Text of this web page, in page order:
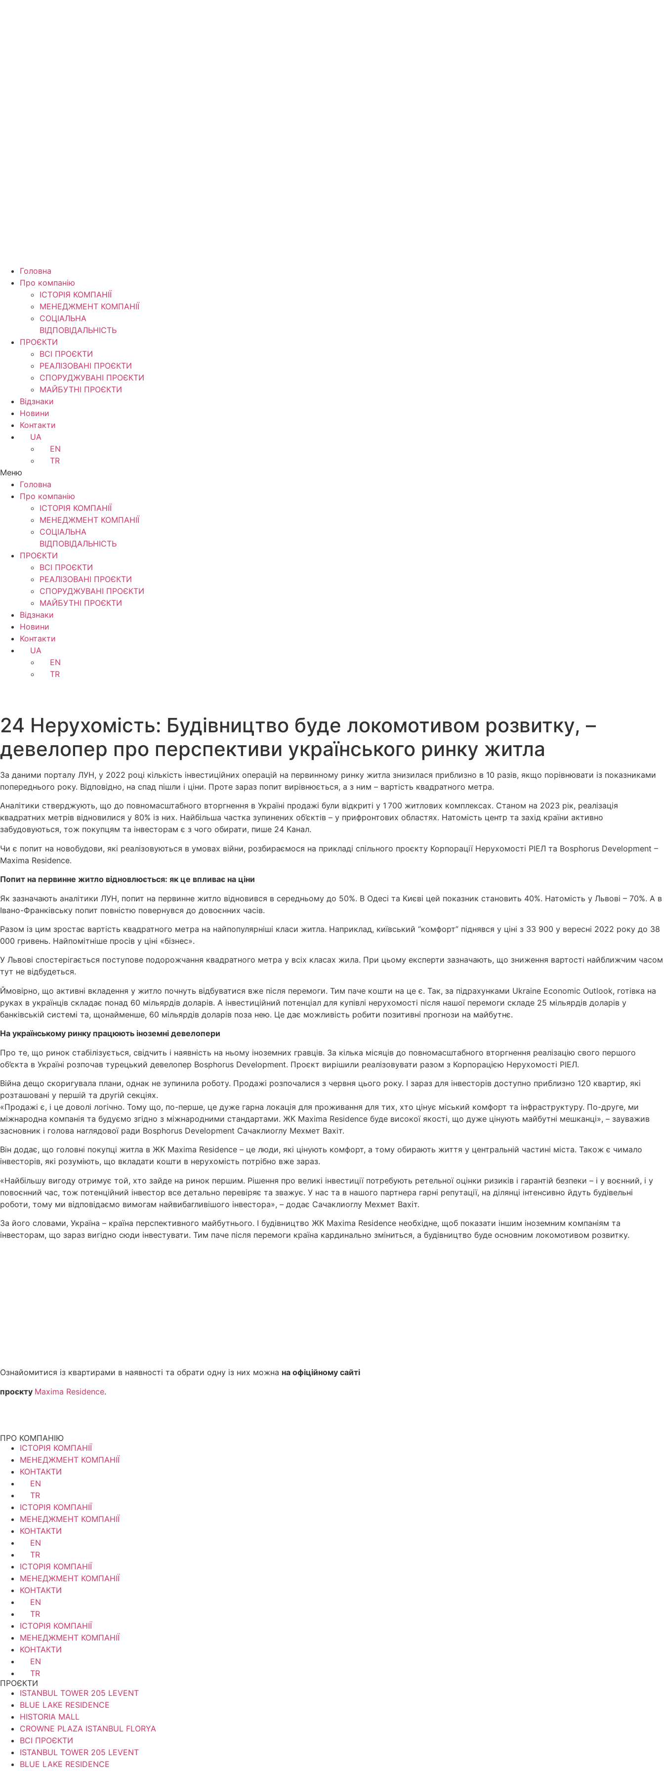
Головна
Про компанію
ІСТОРІЯ КОМПАНІЇ
МЕНЕДЖМЕНТ КОМПАНІЇ
CОЦІАЛЬНА
ВІДПОВІДАЛЬНІСТЬ
ПРОЄКТИ
ВСІ ПРОЄКТИ
РЕАЛІЗОВАНІ ПРОЄКТИ
СПОРУДЖУВАНІ ПРОЄКТИ
МАЙБУТНІ ПРОЄКТИ
Відзнаки
Новини
Контакти
UA
EN
TR
Меню
Головна
Про компанію
ІСТОРІЯ КОМПАНІЇ
МЕНЕДЖМЕНТ КОМПАНІЇ
CОЦІАЛЬНА
ВІДПОВІДАЛЬНІСТЬ
ПРОЄКТИ
ВСІ ПРОЄКТИ
РЕАЛІЗОВАНІ ПРОЄКТИ
СПОРУДЖУВАНІ ПРОЄКТИ
МАЙБУТНІ ПРОЄКТИ
Відзнаки
Новини
Контакти
UA
EN
TR
24 Нерухомість: Будівництво буде локомотивом розвитку, –
девелопер про перспективи українського ринку житла
За даними порталу ЛУН, у 2022 році кількість інвестиційних операцій на первинному ринку житла знизилася приблизно в 10 разів, якщо порівнювати із показниками
попереднього року. Відповідно, на спад пішли і ціни. Проте зараз попит вирівнюється, а з ним – вартість квадратного метра.
Аналітики стверджують, що до повномасштабного вторгнення в Україні продажі були відкриті у 1 700 житлових комплексах. Станом на 2023 рік, реалізація
квадратних метрів відновилися у 80% із них. Найбільша частка зупинених об’єктів – у прифронтових областях. Натомість центр та захід країни активно
забудовуються, тож покупцям та інвесторам є з чого обирати, пише 24 Канал.
Чи є попит на новобудови, які реалізовуються в умовах війни, розбираємося на прикладі спільного проєкту Корпорації Нерухомості РІЕЛ та Bosphorus Development –
Maxima Residence.
Попит на первинне житло відновлюється: як це впливає на ціни
Як зазначають аналітики ЛУН, попит на первинне житло відновився в середньому до 50%. В Одесі та Києві цей показник становить 40%. Натомість у Львові – 70%. А в
Івано-Франківську попит повністю повернувся до довоєнних часів.
Разом із цим зростає вартість квадратного метра на найпопулярніші класи житла. Наприклад, київський “комфорт” піднявся у ціні з 33 900 у вересні 2022 року до 38
000 гривень. Найпомітніше просів у ціні «бізнес».
У Львові спостерігається поступове подорожчання квадратного метра у всіх класах жила. При цьому експерти зазначають, що зниження вартості найближчим часом
тут не відбудеться.
Ймовірно, що активні вкладення у житло почнуть відбуватися вже після перемоги. Тим паче кошти на це є. Так, за підрахунками Ukraine Economic Outlook, готівка на
руках в українців складає понад 60 мільярдів доларів. А інвестиційний потенціал для купівлі нерухомості після нашої перемоги складе 25 мільярдів доларів у
банківській системі та, щонайменше, 60 мільярдів доларів поза нею. Це дає можливість робити позитивні прогнози на майбутнє.
На українському ринку працюють іноземні девелопери
Про те, що ринок стабілізується, свідчить і наявність на ньому іноземних гравців. За кілька місяців до повномасштабного вторгнення реалізацію свого першого
об’єкта в Україні розпочав турецький девелопер Bosphorus Development. Проєкт вирішили реалізовувати разом з Корпорацією Нерухомості РІЕЛ.
Війна дещо скоригувала плани, однак не зупинила роботу. Продажі розпочалися з червня цього року. І зараз для інвесторів доступно приблизно 120 квартир, які
розташовані у першій та другій секціях.
«Продажі є, і це доволі логічно. Тому що, по-перше, це дуже гарна локація для проживання для тих, хто цінує міський комфорт та інфраструктуру. По-друге, ми
міжнародна компанія та будуємо згідно з міжнародними стандартами. ЖК Maxima Residence буде високої якості, що дуже цінують майбутні мешканці», – зауважив
засновник і голова наглядової ради Bosphorus Development Сачаклиоглу Мехмет Вахіт.
Він додає, що головні покупці житла в ЖК Maxima Residence – це люди, які цінують комфорт, а тому обирають життя у центральній частині міста. Також є чимало
інвесторів, які розуміють, що вкладати кошти в нерухомість потрібно вже зараз.
«Найбільшу вигоду отримує той, хто зайде на ринок першим. Рішення про великі інвестиції потребують ретельної оцінки ризиків і гарантій безпеки – і у воєнний, і у
повоєнний час, тож потенційний інвестор все детально перевіряє та зважує. У нас та в нашого партнера гарні репутації, на ділянці інтенсивно йдуть будівельні
роботи, тому ми відповідаємо вимогам найвибагливішого інвестора», – додає Сачаклиоглу Мехмет Вахіт.
За його словами, Україна – країна перспективного майбутнього. І будівництво ЖК Maxima Residence необхідне, щоб показати іншим іноземним компаніям та
інвесторам, що зараз вигідно сюди інвестувати. Тим паче після перемоги країна кардинально зміниться, а будівництво буде основним локомотивом розвитку.
Ознайомитися із квартирами в наявності та обрати одну із них можна на офіційному сайті
проєкту Maxima Residence.
ПРО КОМПАНІЮ
ІСТОРІЯ КОМПАНІЇ
МЕНЕДЖМЕНТ КОМПАНІЇ
КОНТАКТИ
EN
TR
ІСТОРІЯ КОМПАНІЇ
МЕНЕДЖМЕНТ КОМПАНІЇ
КОНТАКТИ
EN
TR
ІСТОРІЯ КОМПАНІЇ
МЕНЕДЖМЕНТ КОМПАНІЇ
КОНТАКТИ
EN
TR
ІСТОРІЯ КОМПАНІЇ
МЕНЕДЖМЕНТ КОМПАНІЇ
КОНТАКТИ
EN
TR
ПРОЄКТИ
ISTANBUL TOWER 205 LEVENT
BLUE LAKE RESIDENCE
HISTORIA MALL
CROWNE PLAZA ISTANBUL FLORYA
ВСІ ПРОЄКТИ
ISTANBUL TOWER 205 LEVENT
BLUE LAKE RESIDENCE